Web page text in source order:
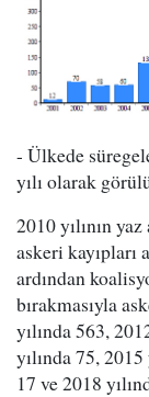
- Ülkede
yılı olarak
2010 yılının
askeri kayıpları
ardından
bırakmasıyla
yılında 563,
yılında 75,
17 ve 2018